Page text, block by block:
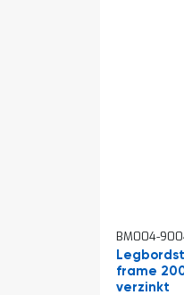
BM004-
frame
verzinkt